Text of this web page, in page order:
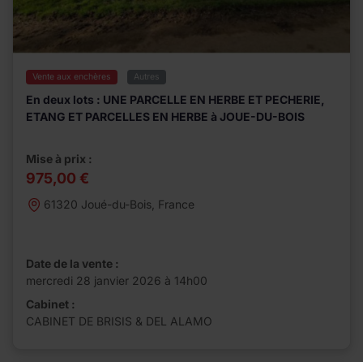
Vente aux enchères Autres
En deux lots : UNE PARCELLE EN HERBE ET PECHERIE,
ETANG ET PARCELLES EN HERBE à JOUE-DU-BOIS
Mise à prix :
975,00 €
61320 Joué-du-Bois, France
Date de la vente :
mercredi 28 janvier 2026 à 14h00
Cabinet :
CABINET DE BRISIS & DEL ALAMO